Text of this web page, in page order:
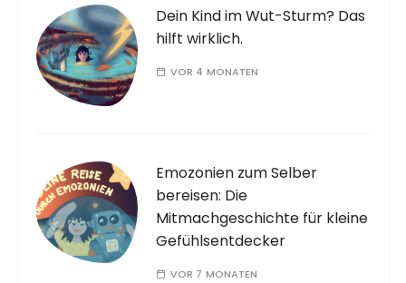
Dein Kind im Wut-Sturm? Das
hilft wirklich.
VOR 4 MONATEN
Emozonien zum Selber
bereisen: Die
Mitmachgeschichte für kleine
Gefühlsentdecker
VOR 7 MONATEN